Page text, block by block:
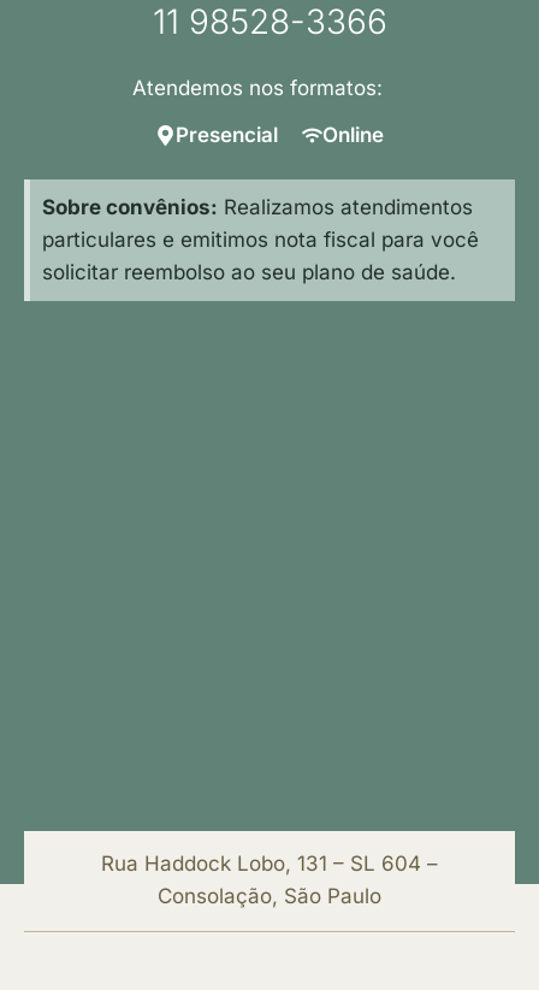
11 98528-3366
Atendemos nos formatos:
Presencial
Online
Sobre convênios: Realizamos atendimentos
particulares e emitimos nota fiscal para você
solicitar reembolso ao seu plano de saúde.
Rua Haddock Lobo, 131 – SL 604 –
Consolação, São Paulo